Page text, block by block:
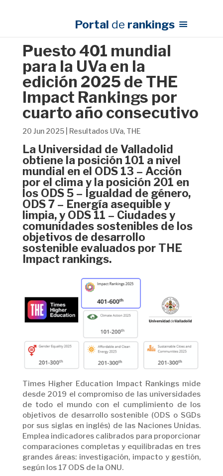
Portal de rankings
Puesto 401 mundial
para la UVa en la
edición 2025 de THE
Impact Rankings por
cuarto año consecutivo
20 Jun 2025| Resultados UVa, THE
La Universidad de Valladolid
obtiene la posición 101 a nivel
mundial en el ODS 13 – Acción
por el clima y la posición 201 en
los ODS 5 – Igualdad de género,
ODS 7 – Energía asequible y
limpia, y ODS 11 – Ciudades y
comunidades sostenibles de los
objetivos de desarrollo
sostenible evaluados por THE
Impact rankings.
Times Higher Education Impact Rankings mide
desde 2019 el compromiso de las universidades
de todo el mundo con el cumplimiento de los
objetivos de desarrollo sostenible (ODS o SGDs
por sus siglas en inglés) de las Naciones Unidas.
Emplea indicadores calibrados para proporcionar
comparaciones completas y equilibradas en tres
grandes áreas: investigación, impacto y gestión,
según los 17 ODS de la ONU.